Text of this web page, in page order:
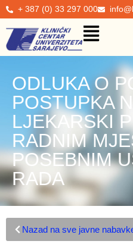
+ 387 (0) 33 297 000
ODLUKA O
POSTUPKA
LJEKARSKI
RADNIM
POSEBNIM
RADA
Nazad na sve javne